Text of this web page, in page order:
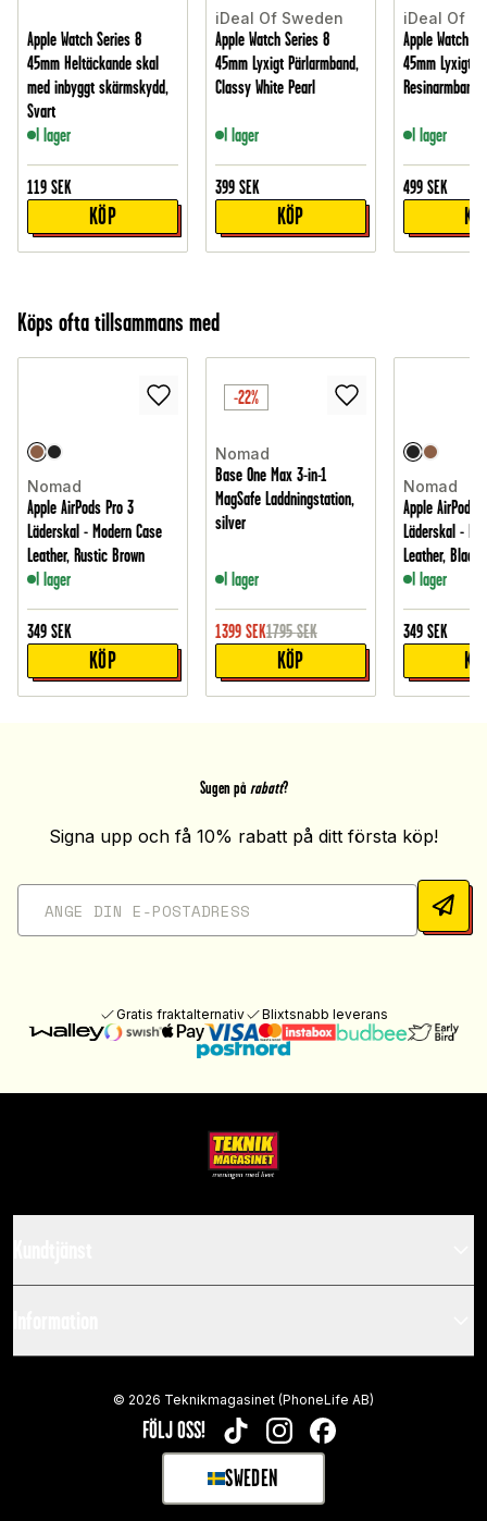
Apple Watch Series 8
45mm Heltäckande skal
med inbyggt skärmskydd,
Svart
I lager
119 SEK
KÖP
iDeal Of Sweden
Apple Watch Series 8
45mm Lyxigt Pärlarmband,
Classy White Pearl
I lager
399 SEK
KÖP
iDeal Of
Apple Watch
45mm Lyxigt
I lager
499 SEK
Köps ofta tillsammans med
Nomad
Apple AirPods Pro 3
Läderskal - Modern Case
Leather, Rustic Brown
I lager
349 SEK
KÖP
-22%
Nomad
Base One Max 3-in-1
MagSafe Laddningstation,
silver
I lager
1399 SEK1795 SEK
KÖP
Nomad
Apple AirPods
Läderskal -
Leather, Black
I lager
349 SEK
Sugen på rabatt?
Signa upp och få 10% rabatt på ditt första köp!
Gratis fraktalternativ Blixtsnabb leverans
FÖLJ OSS! TIKTOKINSTAGRAMFACEBOOK
SWEDEN
SELECT MARKET
© 2026 Teknikmagasinet (PhoneLife AB)